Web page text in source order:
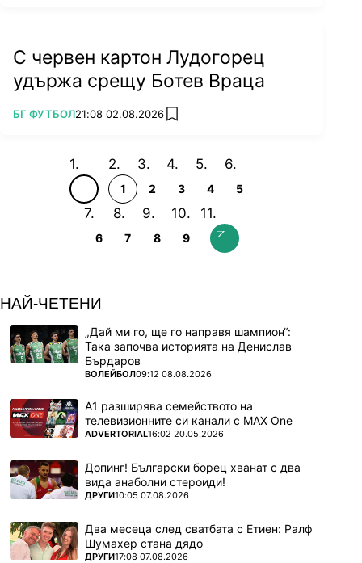
С червен картон Лудогорец
удържа срещу Ботев Враца
ПОВЕЧЕ ОТ
БГ ФУТБОЛ21:08 02.08.2026 add favorites
1 2 3 4 5
6 7 8 9
НАЙ-ЧЕТЕНИ
„Дай ми го, ще го направя шампион“:
Така започва историята на Денислав
Бърдаров
ПОВЕЧЕ ОТ
ВОЛЕЙБОЛ09:12 08.08.2026
А1 разширява семейството на
телевизионните си канали с MAX One
ПОВЕЧЕ ОТ
ADVERTORIAL16:02 20.05.2026
Допинг! Български борец хванат с два
вида анаболни стероиди!
ПОВЕЧЕ ОТ
ДРУГИ10:05 07.08.2026
Два месеца след сватбата с Етиен: Ралф
Шумахер стана дядо
ПОВЕЧЕ ОТ
ДРУГИ17:08 07.08.2026